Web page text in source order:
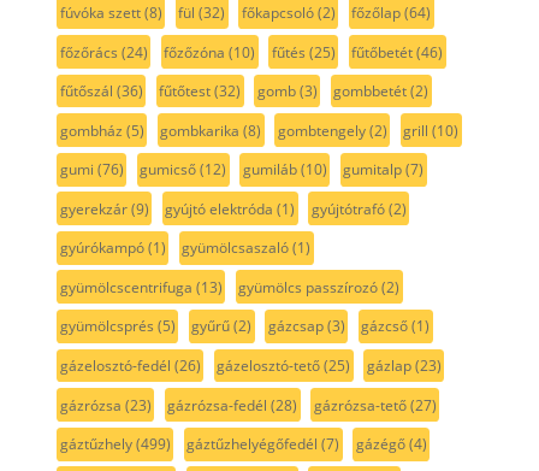
fúvóka szett(8) fül (32) főkapcsoló(2) főzőlap(64)
főzőrács (24) főzőzóna (10) fűtés (25) fűtőbetét(46)
fűtőszál (36) fűtőtest(32) gomb(3) gombbetét(2)
gombház (5) gombkarika (8) gombtengely(2) grill (10)
gumi (76) gumicső(12) gumiláb(10) gumitalp(7)
gyerekzár(9) gyújtó elektróda (1) gyújtótrafó(2)
gyúrókampó(1) gyümölcsaszaló(1)
gyümölcscentrifuga (13) gyümölcs passzírozó(2)
gyümölcsprés (5) gyűrű(2) gázcsap(3) gázcső(1)
gázelosztó-fedél (26) gázelosztó-tető(25) gázlap(23)
gázrózsa (23) gázrózsa-fedél (28) gázrózsa-tető(27)
gáztűzhely(499) gáztűzhelyégőfedél (7) gázégő(4)